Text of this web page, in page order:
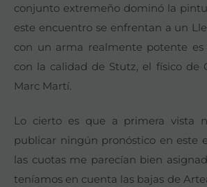
conjunto extremeño dominó la
este encuentro se enfrentan a un
con un arma realmente potente es
con la calidad de Stutz, el físico de
Marc Martí.
Lo cierto es que a primera vista
publicar ningún pronóstico en este
las cuotas me parecían bien
teníamos en cuenta las bajas de